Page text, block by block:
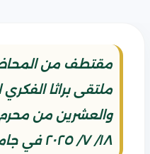
مقتطف من
ملتقى براثا
١٨/ ٧/ ٢٠٢٥ في جامع براثا المعظم